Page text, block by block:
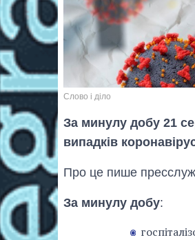
Слово і діло
За минулу добу 21
випадків
Про це пише
За минулу добу: